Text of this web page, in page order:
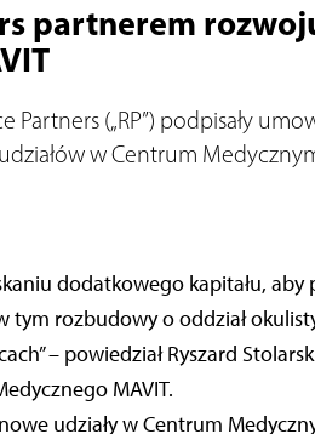
partnerem
Partners („RP”) podpisały
w Centrum
dodatkowego kapitału, aby
tym rozbudowy o oddział
– powiedział Ryszard
MAVIT.
udziały w Centrum